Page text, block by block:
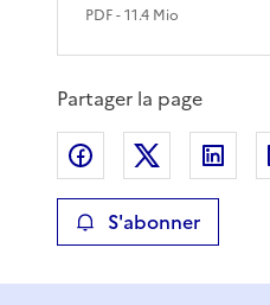
PDF- 11.4 Mio
Partager la page
Partager surPartager
S'abonner